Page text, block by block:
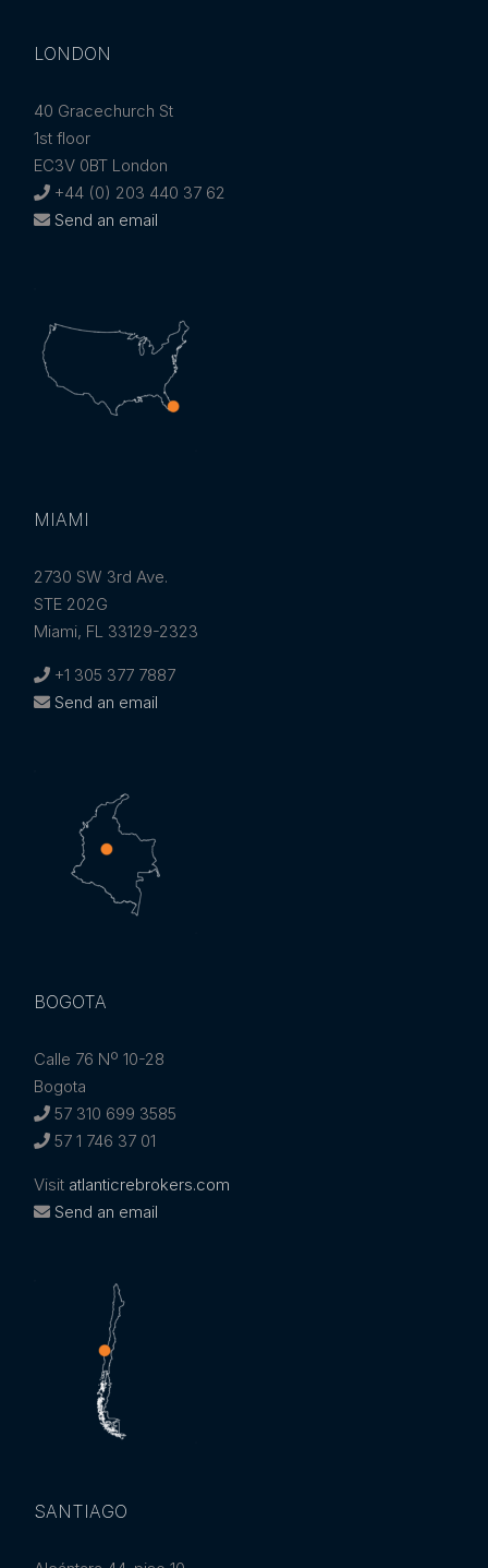
LONDON
40 Gracechurch St
1st floor
EC3V 0BT London
+44 (0) 203 440 37 62
Send an email
MIAMI
2730 SW 3rd Ave.
STE 202G
Miami, FL 33129-2323
+1 305 377 7887
Send an email
BOGOTA
Calle 76 Nº 10-28
Bogota
57 310 699 3585
57 1 746 37 01
Visit atlanticrebrokers.com
Send an email
SANTIAGO